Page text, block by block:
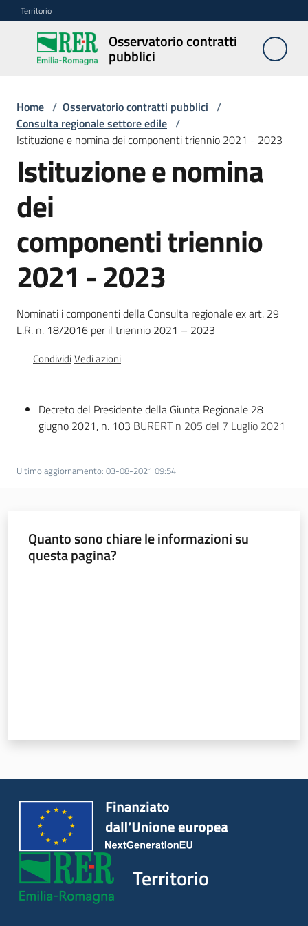
Vai al contenuto
Vai alla navigazione
Vai al footer
Territorio
Osservatorio contratti
pubblici
Osservatorio
contratti
Elenco
regionale
prezzi
SITAR
Elenco
di
merito
Valori
agricoli
medi
Newsletter
Progetti
Home / Osservatorio contratti pubblici /
Consulta regionale settore edile /
Istituzione e nomina dei componenti triennio 2021 - 2023
Istituzione e nomina
dei
componenti triennio
2021 - 2023
Nominati i componenti della Consulta regionale ex art. 29
L.R. n. 18/2016 per il triennio 2021 – 2023
CondividiVedi azioni
Decreto del Presidente della Giunta Regionale 28
giugno 2021, n. 103 BURERT n 205 del 7 Luglio 2021
Ultimo aggiornamento: 03-08-2021 09:54
Quanto sono chiare le informazioni su
questa pagina?
Territorio